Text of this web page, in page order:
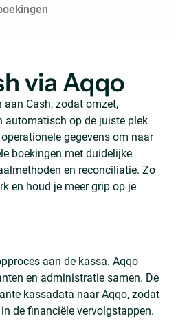
via Aqqo
Cash, zodat omzet,
automatisch op de juiste plek
gegevens om naar
boekingen met duidelijke
en reconciliatie. Zo
en houd je meer grip op je
aan de kassa. Aqqo
en administratie samen. De
kassadata naar Aqqo, zodat
de financiële vervolgstappen.